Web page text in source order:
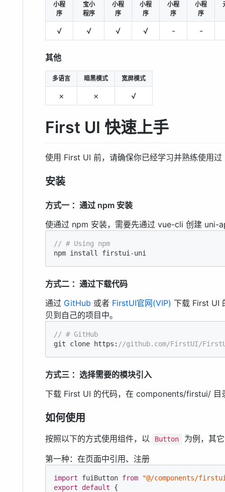
小程
序
宝小
程序
小程
序
小程
序
小程
序
小程
序
√ √ √ √ - -
其他
多语言 暗黑模式 宽屏模式
× × √
First UI 快速上手
使用 First UI 前，请确保你已经学习并熟练使用过
安装
方式一 ：通过 npm 安装
使通过 npm 安装，需要先通过 vue-cli 创建 uni-
// # Using npm
npm install firstui-uni
方式二 ：通过下载代码
通过 GitHub 或者 FirstUI官网(VIP) 下载 First UI
贝到自己的项目中。
// # GitHub
git clone https: //github.com/FirstUI/
方式三 ：选择需要的模块引入
下载 First UI 的代码，在 components/firstui/ 目
如何使用
按照以下的方式使用组件，以 Button
为例，其
第一种：在页面中引用、注册
import fuiButton from
"@/components/
export
default {